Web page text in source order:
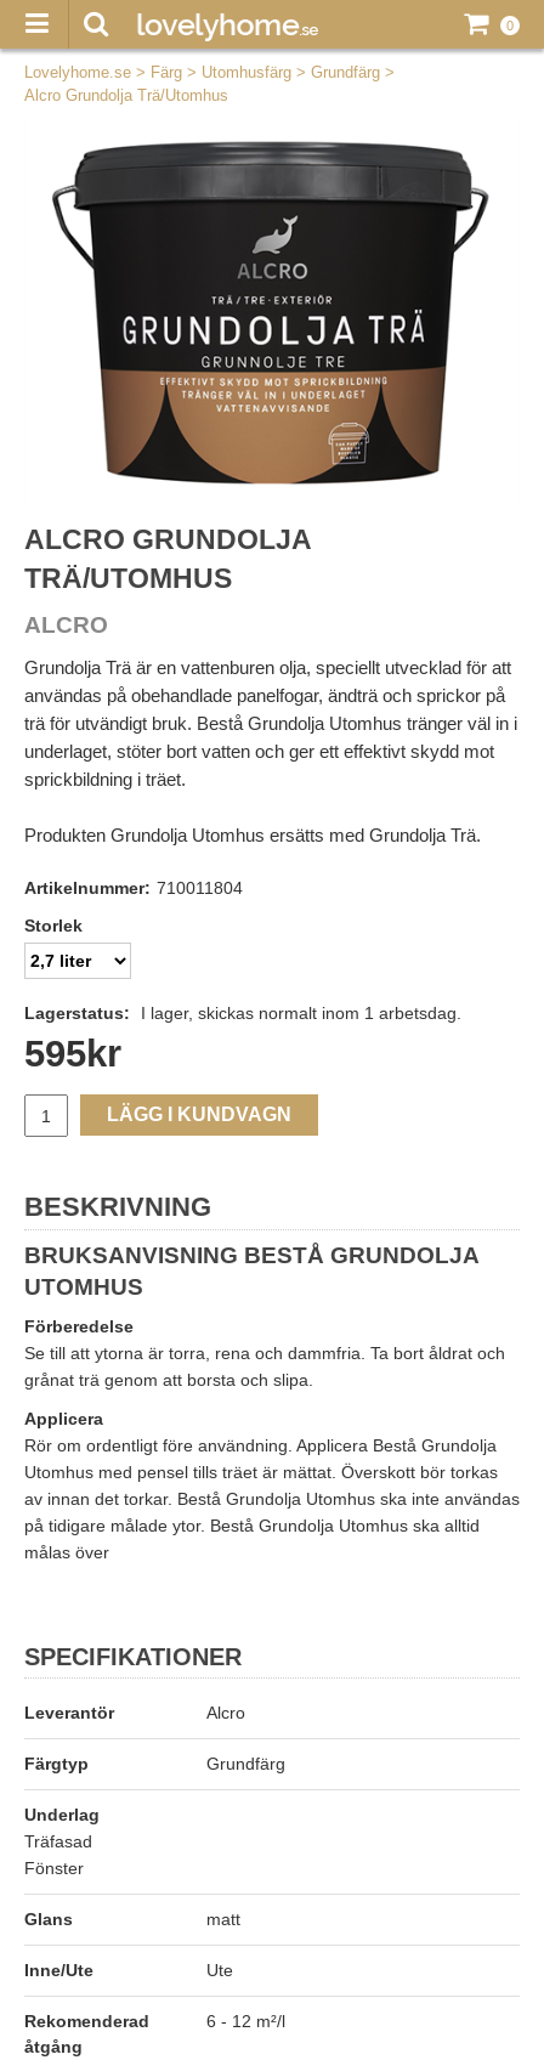
0
Lovelyhome.se > Färg > Utomhusfärg > Grundfärg >
Alcro Grundolja Trä/Utomhus
ALCRO GRUNDOLJA
TRÄ/UTOMHUS
ALCRO
Grundolja Trä är en vattenburen olja, speciellt utvecklad för att
användas på obehandlade panelfogar, ändträ och sprickor på
trä för utvändigt bruk. Bestå Grundolja Utomhus tränger väl in i
underlaget, stöter bort vatten och ger ett effektivt skydd mot
sprickbildning i träet.
Produkten Grundolja Utomhus ersätts med Grundolja Trä.
Artikelnummer: 710011804
Storlek
Lagerstatus: I lager, skickas normalt inom 1 arbetsdag.
595kr
LÄGG I KUNDVAGN
BESKRIVNING
BRUKSANVISNING BESTÅ GRUNDOLJA
UTOMHUS
Förberedelse
Se till att ytorna är torra, rena och dammfria. Ta bort åldrat och
grånat trä genom att borsta och slipa.
Applicera
Rör om ordentligt före användning. Applicera Bestå Grundolja
Utomhus med pensel tills träet är mättat. Överskott bör torkas
av innan det torkar. Bestå Grundolja Utomhus ska inte användas
på tidigare målade ytor. Bestå Grundolja Utomhus ska alltid
målas över
SPECIFIKATIONER
Leverantör Alcro
Färgtyp Grundfärg
Underlag
Träfasad
Fönster
Glans matt
Inne/Ute Ute
Rekomenderad
åtgång
6 - 12 m²/l